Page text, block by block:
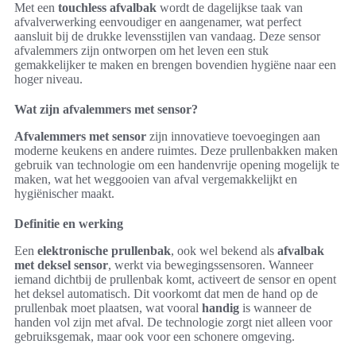
Met een touchless afvalbak wordt de dagelijkse taak van
afvalverwerking eenvoudiger en aangenamer, wat perfect
aansluit bij de drukke levensstijlen van vandaag. Deze sensor
afvalemmers zijn ontworpen om het leven een stuk
gemakkelijker te maken en brengen bovendien hygiëne naar een
hoger niveau.
Wat zijn afvalemmers met sensor?
Afvalemmers met sensor zijn innovatieve toevoegingen aan
moderne keukens en andere ruimtes. Deze prullenbakken maken
gebruik van technologie om een handenvrije opening mogelijk te
maken, wat het weggooien van afval vergemakkelijkt en
hygiënischer maakt.
Definitie en werking
Een elektronische prullenbak, ook wel bekend als afvalbak
met deksel sensor, werkt via bewegingssensoren. Wanneer
iemand dichtbij de prullenbak komt, activeert de sensor en opent
het deksel automatisch. Dit voorkomt dat men de hand op de
prullenbak moet plaatsen, wat vooral handig is wanneer de
handen vol zijn met afval. De technologie zorgt niet alleen voor
gebruiksgemak, maar ook voor een schonere omgeving.